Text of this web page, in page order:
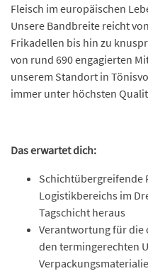
Fleisch im europäischen
Unsere Bandbreite reicht
Frikadellen bis hin zu
von rund 690 engagierten
unserem Standort in
immer unter höchsten
Das erwartet dich:
Schichtübergreifende
Logistikbereichs im
Tagschicht heraus
Verantwortung für die
den termingerechten